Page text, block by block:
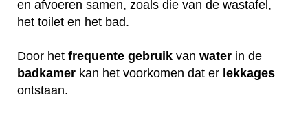
en afvoeren samen, zoals die van de wastafel,
het toilet en het bad.
Door het frequente gebruik van water in de
badkamer kan het voorkomen dat er lekkages
ontstaan.